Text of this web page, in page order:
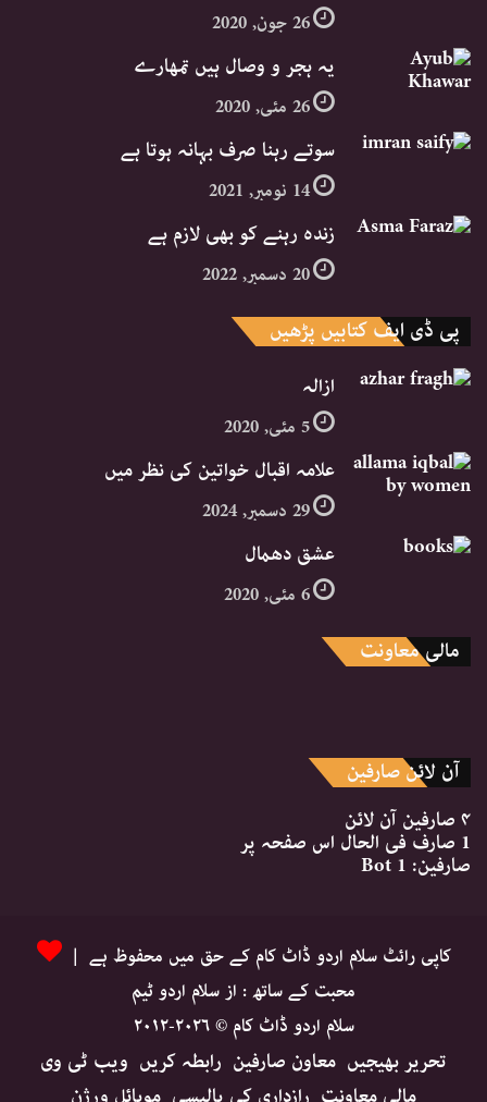
26 جون, 2020
یہ ہجر و وصال ہیں تمھارے
26 مئی, 2020
سوتے رہنا صرف بہانہ ہوتا ہے
14 نومبر, 2021
زندہ رہنے کو بھی لازم ہے
20 دسمبر, 2022
پی ڈی ایف کتابیں پڑھیں
ازالہ
5 مئی, 2020
علامہ اقبال خواتین کی نظر میں
29 دسمبر, 2024
عشق دھمال
6 مئی, 2020
مالی معاونت
آن لائن صارفین
۴ صارفین
آن لائن
1 صارف فی الحال اس صفحہ پر
صارفین: 1 Bot
کاپی رائٹ سلام اردو ڈاٹ کام کے حق میں محفوظ ہے |
محبت کے ساتھ : از سلام اردو ٹیم
سلام اردو ڈاٹ کام © ۲۰۲۶-۲۰۱۲
تحریر بھیجیں معاون صارفین رابطہ کریں ویب ٹی وی